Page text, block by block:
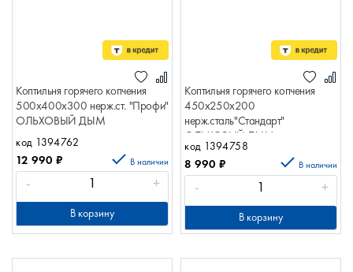
Коптильня горячего копчения
500х400х300 нерж.ст. "Профи"
ОЛЬХОВЫЙ ДЫМ
код 1394762
12 990 ₽ В наличии
- +
В корзину
Коптильня горячего копчения
450х250х200
нерж.сталь"Стандарт"
ОЛЬХОВЫЙ ДЫМ
код 1394758
8 990 ₽ В наличии
- +
В корзину